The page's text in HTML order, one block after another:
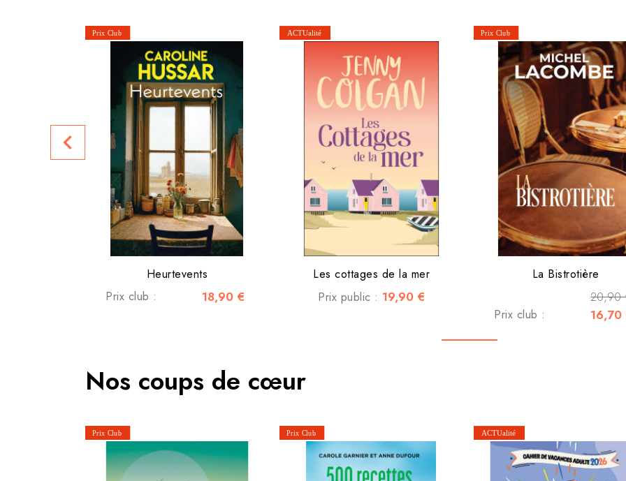
Heurtevents
Prix club :
18,90 €
Les cottages de la mer
Prix public : 19,90 €
La Bistrotière
20,90
Prix club : 16,70
navigate_before
Nos coups de cœur